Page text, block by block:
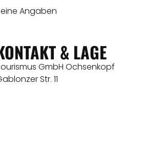
Angaben
& LAGE
GmbH Ochsenkopf
Str. 11